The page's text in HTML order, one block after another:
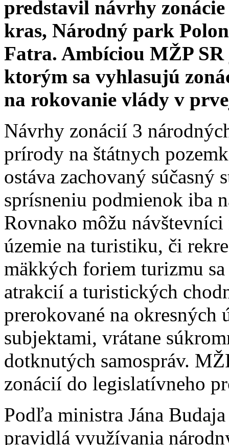
predstavil návrhy
kras, Národný park
Fatra. Ambíciou MŽP
ktorým sa vyhlasujú
na rokovanie vlády v
Návrhy zonácií 3
prírody na štátnych
ostáva zachovaný súčasný
sprísneniu podmienok iba
Rovnako môžu
územie na turistiku, či
mäkkých foriem turizmu
atrakcií a turistických
prerokované na
subjektami, vrátane
dotknutých samospráv.
zonácií do legislatívneho
Podľa ministra Jána
pravidlá využívania